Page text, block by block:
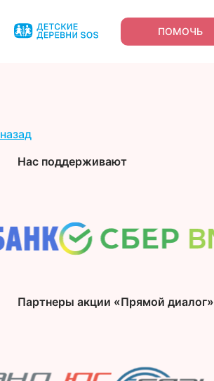
ПОМОЧЬ
назад
Нас поддерживают
Партнеры акции «Прямой диалог»